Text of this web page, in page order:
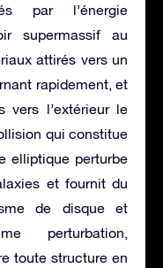
par l’énergie
supermassif au
attirés vers un
rapidement, et
vers l’extérieur le
qui constitue
elliptique perturbe
et fournit du
de disque et
perturbation,
toute structure en